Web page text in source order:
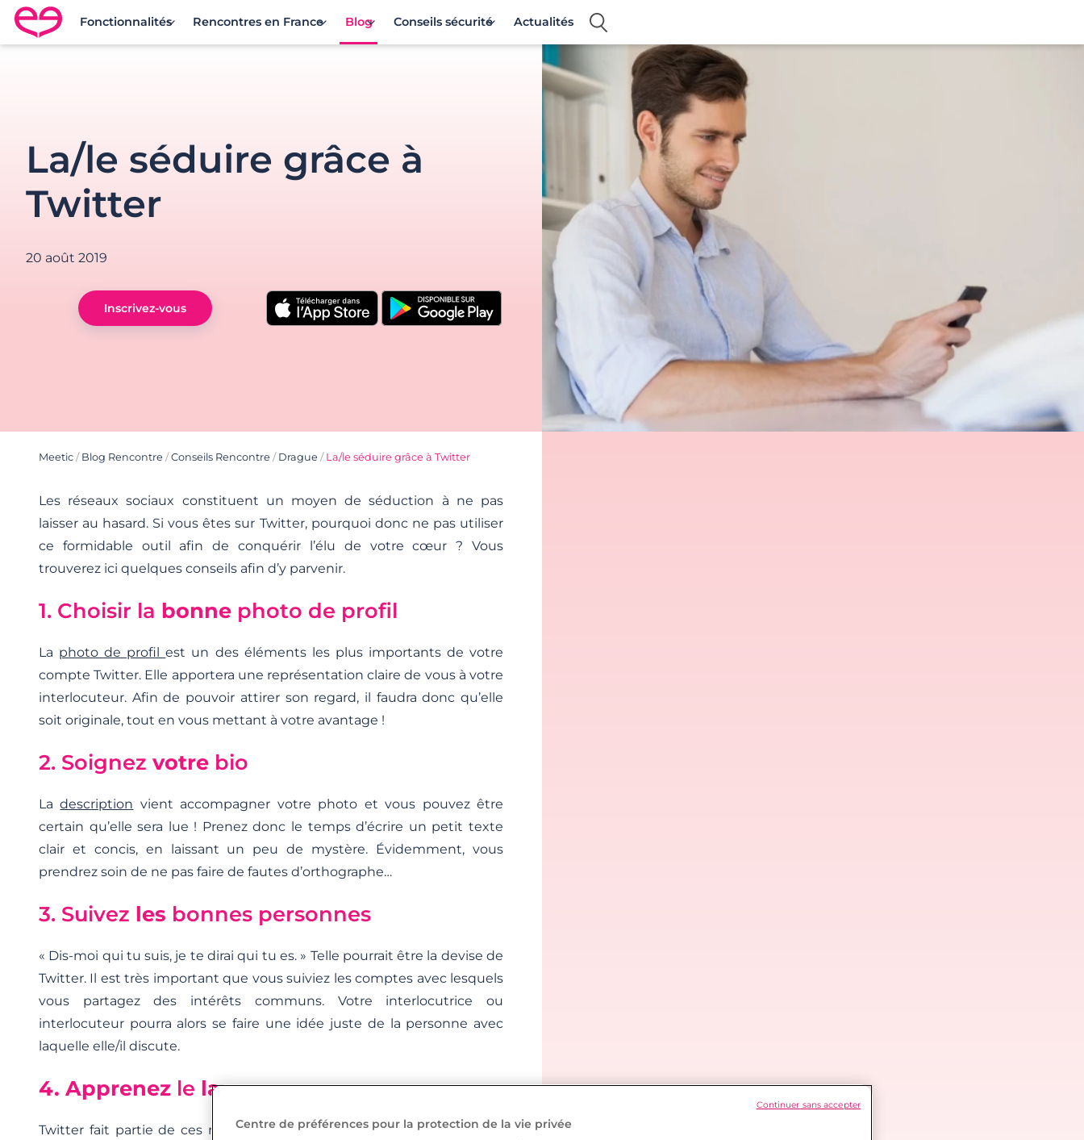
Rencontre en France avec Meetic
Fonctionnalités Rencontres en France Blog Conseils sécurité Actualités
La/le séduire grâce à
Twitter
20 août 2019
Inscrivez-vous
Meetic / Blog Rencontre /Conseils Rencontre / Drague / La/le séduire grâce à Twitter
Les réseaux sociaux constituent un moyen de séduction à ne pas
laisser au hasard. Si vous êtes sur Twitter, pourquoi donc ne pas utiliser
ce formidable outil afin de conquérir l’élu de votre cœur ? Vous
trouverez ici quelques conseils afin d’y parvenir.
1. Choisir la bonne photo de profil
La photo de profilest un des éléments les plus importants de votre
compte Twitter. Elle apportera une représentation claire de vous à votre
interlocuteur. Afin de pouvoir attirer son regard, il faudra donc qu’elle
soit originale, tout en vous mettant à votre avantage !
2. Soignez votre bio
Ladescription vient accompagner votre photo et vous pouvez être
certain qu’elle sera lue ! Prenez donc le temps d’écrire un petit texte
clair et concis, en laissant un peu de mystère. Évidemment, vous
prendrez soin de ne pas faire de fautes d’orthographe…
3. Suivez les bonnes personnes
« Dis-moi qui tu suis, je te dirai qui tu es. » Telle pourrait être la devise de
Twitter. Il est très important que vous suiviez les comptes avec lesquels
vous partagez des intérêts communs. Votre interlocutrice ou
interlocuteur pourra alors se faire une idée juste de la personne avec
laquelle elle/il discute.
4. Apprenez le langage
Twitter fait partie de ces réseaux où il est important de connaître les
Centre de préférences pour la protection de la vie privée
Continuer sans accepter